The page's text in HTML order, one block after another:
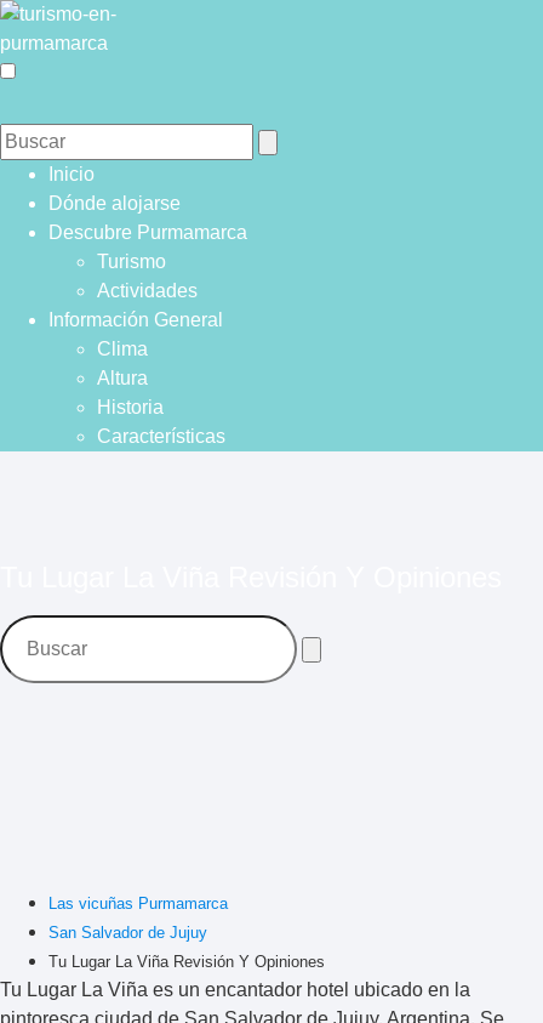
Inicio
Dónde alojarse
Descubre Purmamarca
Turismo
Actividades
Información General
Clima
Altura
Historia
Características
Las vicuñas Purmamarca
San Salvador de Jujuy
Tu Lugar La Viña Revisión Y Opiniones
Tu Lugar La Viña es un encantador hotel ubicado en la
pintoresca ciudad de San Salvador de Jujuy, Argentina. Se